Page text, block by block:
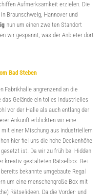
Aufmerksamkeit erzielen. Die
Braunschweig, Hannover und
nun um einen zweiten Standort
wir gespannt, was der Anbieter dort
Bad Steben
Fabrikhalle angrenzend an die
Gelände ein tolles industrielles
vor der Halle als auch entlang der
Ankunft erblickten wir eine
einer Mischung aus industriellem
hier fiel uns die hohe Deckenhöhe
ist. Da wir zu früh bei Hidden
kreativ gestalteten Rätselbox. Bei
bekannte umgebaute Regal
um eine menschengroße Box mit
Rätselideen. Da die Vorder- und